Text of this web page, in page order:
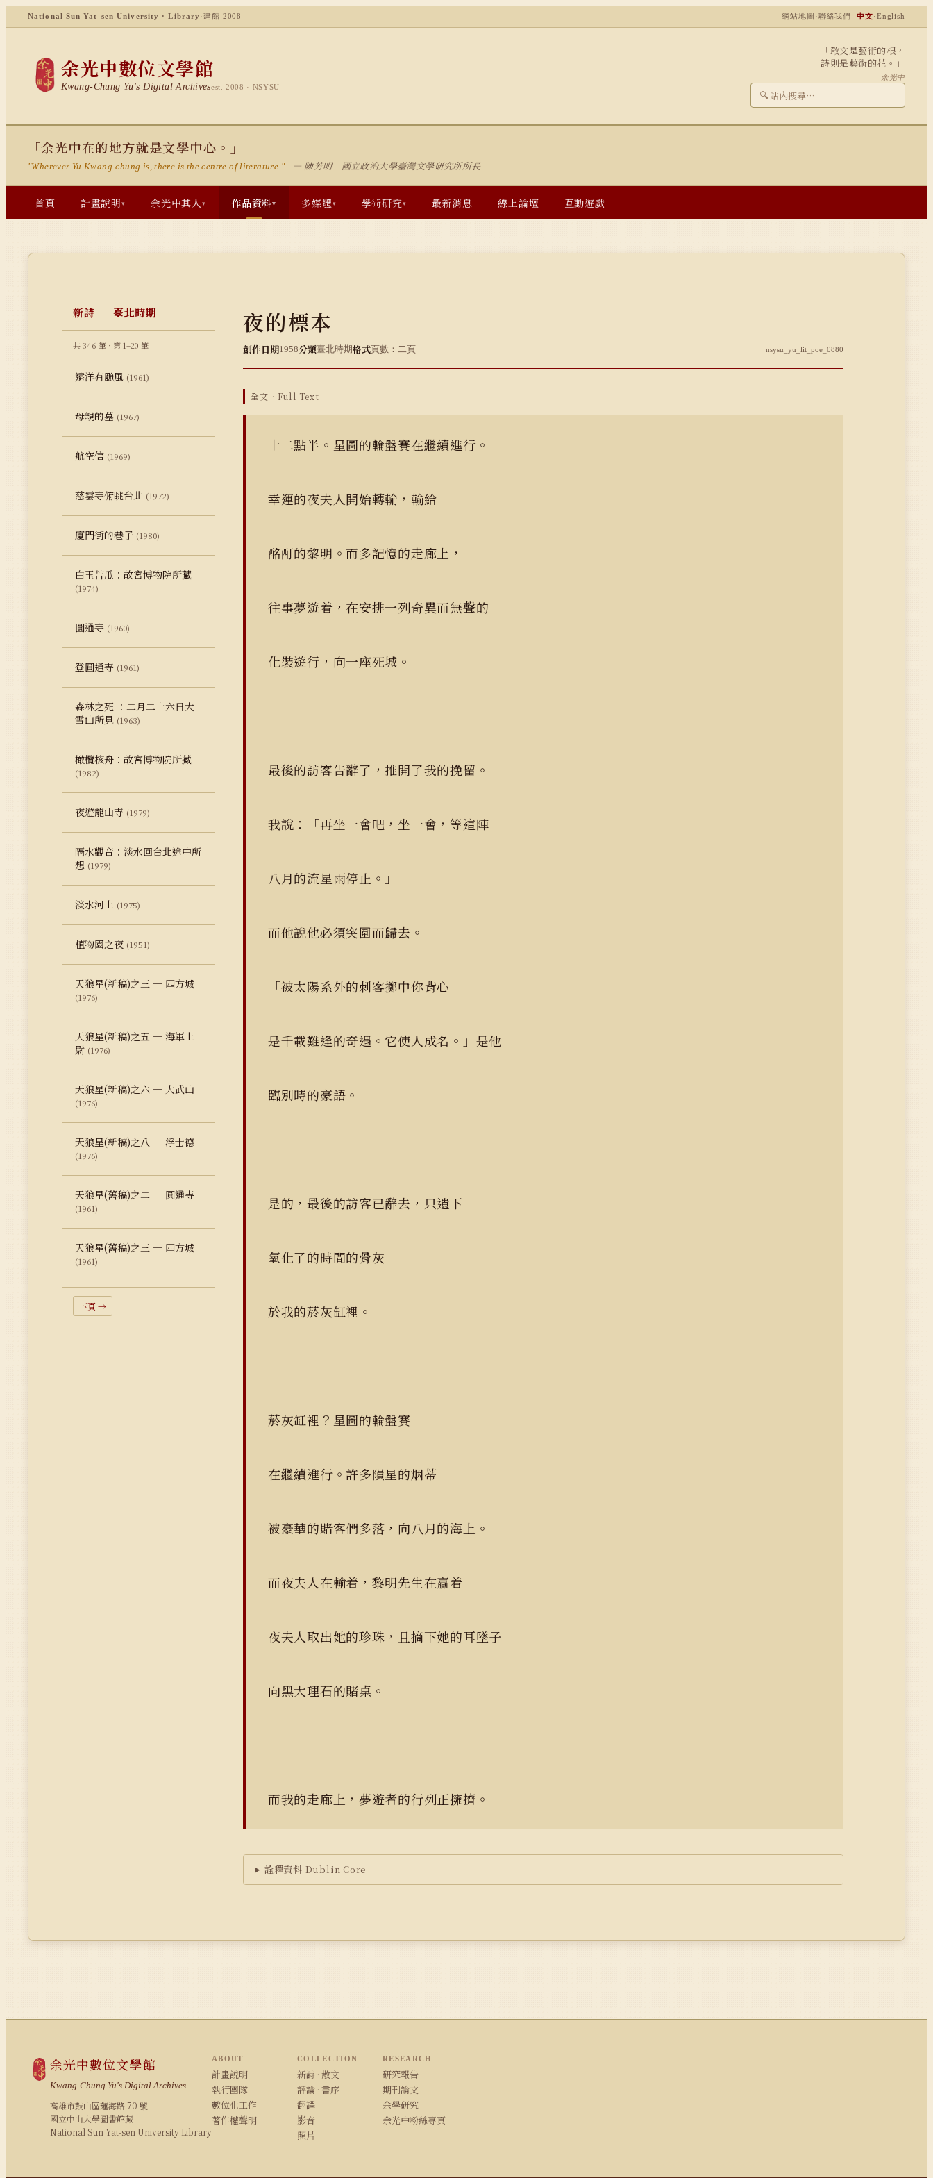
National Sun Yat-sen University · Library ·建館 2008 網站地圖 ·聯絡我們 中文·English
余光中數位文學館
Kwang-Chung Yu's Digital Archivesest. 2008 · NSYSU
「敢文是藝術的根，
詩則是藝術的花。」
— 余光中
🔍
「余光中在的地方就是文學中心。」
"Wherever Yu Kwang-chung is, there is the centre of literature." — 陳芳明 國立政治大學臺灣文學研究所所長
首頁 計畫說明▾ 余光中其人▾ 作品資料▾ 多媒體▾ 學術研究▾ 最新消息 線上論壇 互動遊戲
新詩 — 臺北時期
共 346 筆 · 第 1–20 筆
遠洋有颱風 (1961)
母親的墓 (1967)
航空信 (1969)
慈雲寺俯眺台北 (1972)
廈門街的巷子 (1980)
白玉苦瓜：故宮博物院所藏
(1974)
圓通寺 (1960)
登圓通寺 (1961)
森林之死 ：二月二十六日大
雪山所見 (1963)
橄欖核舟：故宮博物院所藏
(1982)
夜遊龍山寺 (1979)
隔水觀音：淡水回台北途中所
想 (1979)
淡水河上 (1975)
植物園之夜 (1951)
天狼星(新稿)之三 ─ 四方城
(1976)
天狼星(新稿)之五 ─ 海軍上
尉 (1976)
天狼星(新稿)之六 ─ 大武山
(1976)
天狼星(新稿)之八 ─ 浮士德
(1976)
天狼星(舊稿)之二 ─ 圓通寺
(1961)
天狼星(舊稿)之三 ─ 四方城
(1961)
下頁 →
夜的標本
創作日期1958分類臺北時期格式頁數：二頁 nsysu_yu_lit_poe_0880
全文 · Full Text
十二點半。星圖的輪盤賽在繼續進行。
幸運的夜夫人開始轉輸，輸給
酩酊的黎明。而多記憶的走廊上，
往事夢遊着，在安排一列奇異而無聲的
化裝遊行，向一座死城。
最後的訪客告辭了，推開了我的挽留。
我說：「再坐一會吧，坐一會，等這陣
八月的流星雨停止。」
而他說他必須突圍而歸去。
「被太陽系外的刺客擲中你背心
是千載難逢的奇遇。它使人成名。」是他
臨別時的豪語。
是的，最後的訪客已辭去，只遺下
氧化了的時間的骨灰
於我的菸灰缸裡。
菸灰缸裡？星圖的輪盤賽
在繼續進行。許多隕星的烟蒂
被豪華的賭客們多落，向八月的海上。
而夜夫人在輸着，黎明先生在贏着────
夜夫人取出她的珍珠，且摘下她的耳墜子
向黑大理石的賭桌。
而我的走廊上，夢遊者的行列正擁擠。
詮釋資料 Dublin Core
余光中數位文學館
Kwang-Chung Yu's Digital Archives
高雄市鼓山區蓮海路 70 號
國立中山大學圖書館藏
National Sun Yat-sen University Library
ABOUT
計畫說明
執行團隊
數位化工作
著作權聲明
COLLECTION
新詩 · 散文
評論 · 書序
翻譯
影音
照片
RESEARCH
研究報告
期刊論文
余學研究
余光中粉絲專頁